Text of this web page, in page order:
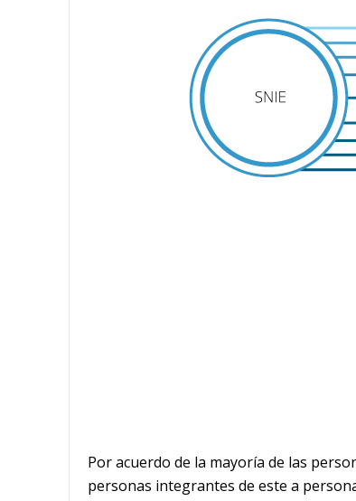
Por acuerdo de la mayoría de las
personas integrantes de este a